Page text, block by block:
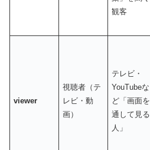
観客
viewer
視聴者（テ
レビ・動
画）
テレビ・
YouTubeな
ど「画面を
通して見る
人」